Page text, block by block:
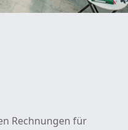
Rechnungen für